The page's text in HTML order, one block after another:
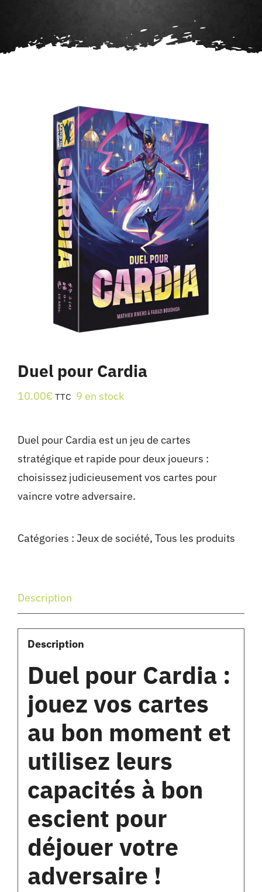
Contact
Duel pour Cardia
10.00€ TTC 9 en stock
Duel pour Cardia est un jeu de cartes
stratégique et rapide pour deux joueurs :
choisissez judicieusement vos cartes pour
vaincre votre adversaire.
Catégories : Jeux de société, Tous les produits
Description
Description
Duel pour Cardia :
jouez vos cartes
au bon moment et
utilisez leurs
capacités à bon
escient pour
déjouer votre
adversaire !